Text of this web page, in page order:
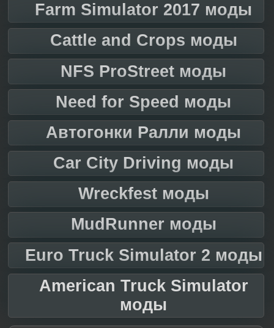
Farm Simulator 2017 моды
Cattle and Crops моды
NFS ProStreet моды
Need for Speed моды
Автогонки Ралли моды
Car City Driving моды
Wreckfest моды
MudRunner моды
Euro Truck Simulator 2 моды
American Truck Simulator
моды